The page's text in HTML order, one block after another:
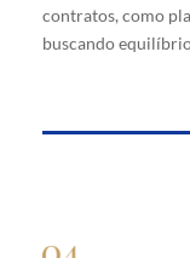
contratos, como
buscando